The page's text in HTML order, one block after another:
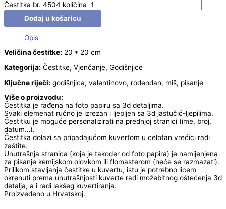
Čestitka br. 4504 količina
Dodaj u košaricu
Opis
Veličina čestitke: 20 * 20 cm
Kategorija: Čestitke, Vjenčanje, Godišnjice
Ključne riječi: godišnjica, valentinovo, rođendan, miš, pisanje
Više o proizvodu:
Čestitka je rađena na foto papiru sa 3d detaljima.
Svaki elemenat ručno je izrezan i ljepljen sa 3d jastučić-ljepilima.
Čestitku je moguće personalizirati na prednjoj stranici (ime, broj,
datum…).
Čestitka dolazi sa pripadajućom kuvertom u celofan vrećici radi
zaštite.
Unutrašnja stranica (koja je također od foto papira) je namijenjena
za pisanje kemijskom olovkom ili flomasterom (neće se razmazati).
Prilikom stavljanja čestitke u kuvertu, istu je potrebno licem
okrenuti prema unutrašnjosti kuverte radi možebitnog oštećenja 3d
detalja, a i radi lakšeg kuvertiranja.
Proizvedeno u Hrvatskoj.